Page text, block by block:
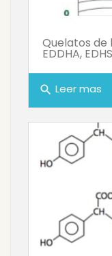
Quelatos de
EDDHA,
search Leer mas